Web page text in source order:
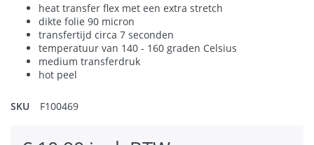
heat transfer flex met een extra stretch
dikte folie 90 micron
transfertijd circa 7 seconden
temperatuur van 140 - 160 graden Celsius
medium transferdruk
hot peel
SKU F100469